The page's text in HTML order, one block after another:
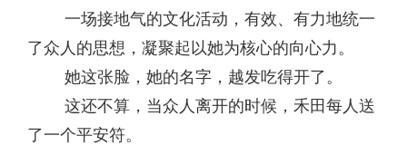
一场接地气的文化活动，有效、有力地统一
了众人的思想，凝聚起以她为核心的向心力。
她这张脸，她的名字，越发吃得开了。
这还不算，当众人离开的时候，禾田每人送
了一个平安符。